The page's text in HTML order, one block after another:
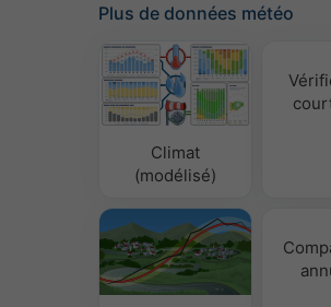
Plus de données météo
Climat
(modélisé)